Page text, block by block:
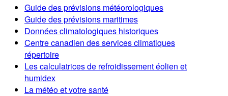
Guide des prévisions météorologiques
Guide des prévisions maritimes
Données climatologiques historiques
Centre canadien des services climatiques
répertoire
Les calculatrices de refroidissement éolien et
humidex
La météo et votre santé